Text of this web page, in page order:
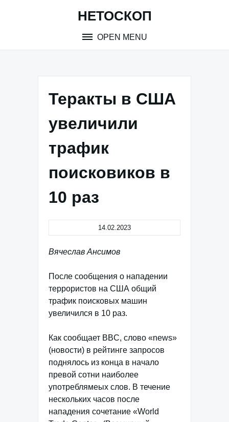
НЕТОСКОП
OPEN MENU
Теракты в США
увеличили
трафик
поисковиков в
10 раз
14.02.2023
Вячеслав Ансимов
После сообщения о нападении
террористов на США общий
трафик поисковых машин
увеличился в 10 раз.
Как сообщает BBC, cлово «news»
(новости) в рейтинге запросов
поднялось из конца в начало
превой сотни наиболее
употреблямеых слов. В течение
нескольких часов после
нападения сочетание «World